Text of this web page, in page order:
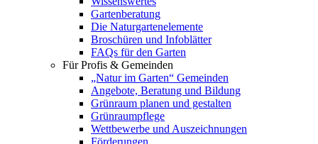
Gartenberatung
Die Naturgartenelemente
Broschüren und Infoblätter
FAQs für den Garten
Für Profis & Gemeinden
„Natur im Garten“ Gemeinden
Angebote, Beratung und Bildung
Grünraum planen und gestalten
Grünraumpflege
Wettbewerbe und Auszeichnungen
Förderungen